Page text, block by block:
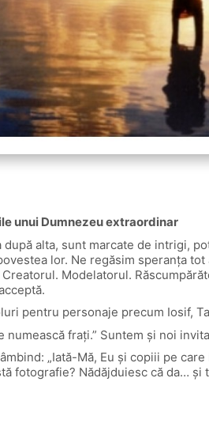
unui Dumnezeu extraordinar
după alta, sunt marcate de intrigi,
lor. Ne regăsim speranța
Modelatorul.
pentru personaje precum Iosif,
numească frați.” Suntem și noi
„Iată-Mă, Eu și copiii pe care
fotografie? Nădăjduiesc că da…